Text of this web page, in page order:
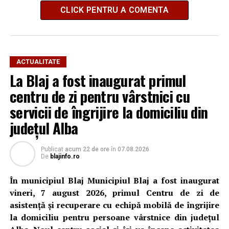
CLICK PENTRU A COMENTA
ACTUALITATE
La Blaj a fost inaugurat primul
centru de zi pentru vârstnici cu
servicii de îngrijire la domiciliu din
județul Alba
Publicat acum 22 de ore în 07.08.2026
De blajinfo.ro
În municipiul Blaj Municipiul Blaj a fost inaugurat
vineri, 7 august 2026, primul Centru de zi de
asistență și recuperare cu echipă mobilă de îngrijire
la domiciliu pentru persoane vârstnice din județul